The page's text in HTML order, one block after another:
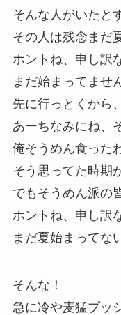
そんな人がいたと
その人は残念まだ
ホントね、申し訳
まだ始まってませ
先に行っとくから
あーちなみにね、
俺そうめん食った
そう思ってた時期
でもそうめん派の
ホントね、申し訳
まだ夏始まってな
そんな！
急に冷や麦猛プッ